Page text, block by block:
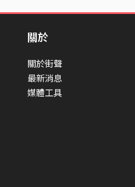
關於
關於街聲
最新消息
媒體工具